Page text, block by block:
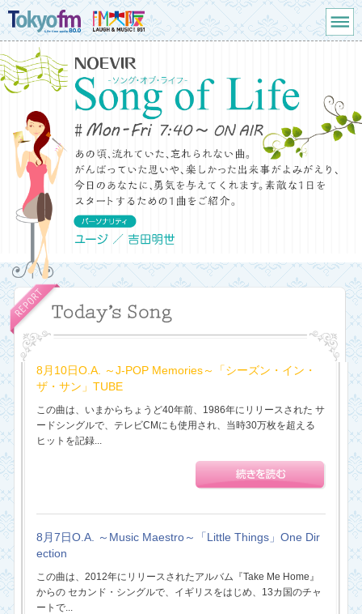
8月10日O.A. ～J-POP Memories～「シーズン・イン・
ザ・サン」TUBE
この曲は、いまからちょうど40年前、1986年にリリースされた サ
ードシングルで、テレビCMにも使用され、当時30万枚を超える
ヒットを記録...
8月7日O.A. ～Music Maestro～「Little Things」One Dir
ection
この曲は、2012年にリリースされたアルバム『Take Me Home』
からの セカンド・シングルで、イギリスをはじめ、13カ国のチャ
ートで...